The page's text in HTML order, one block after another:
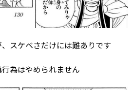
スケベさだけには難ありです
為はやめられません